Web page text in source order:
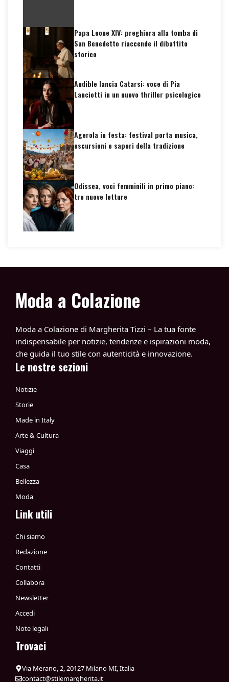
Papa Leone XIV: preghiera alla tomba di
San Benedetto riaccende il dibattito
storico
Audible lancia Catarsi: voce di Pia
Lanciotti in un nuovo thriller psicologico
Agerola in festa: festival porta musica,
escursioni e sapori della tradizione
Odissea, voci femminili in primo piano:
tre nuove letture
Moda a Colazione
Moda a Colazione di Margherita Tizzi – La tua fonte
indispensabile per notizie, tendenze e ispirazioni moda,
che guida il tuo stile con autenticità e innovazione.
Le nostre sezioni
Notizie
Storie
Made in Italy
Arte & Cultura
Viaggi
Casa
Bellezza
Moda
Link utili
Chi siamo
Redazione
Contatti
Collabora
Newsletter
Accedi
Note legali
Trovaci
Via Merano, 2, 20127 Milano MI, Italia
contact@stilemargherita.it